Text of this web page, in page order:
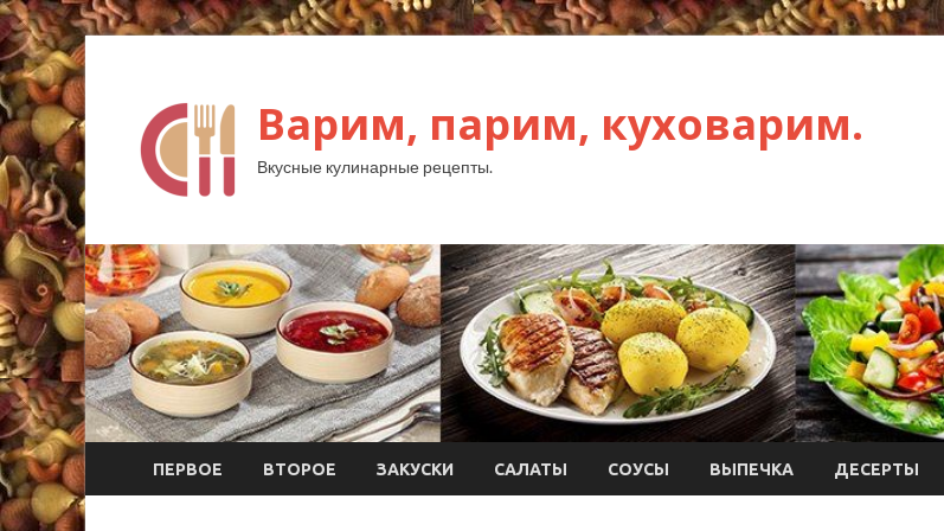
Варим, парим, куховарим.
Вкусные кулинарные рецепты.
ПЕРВОЕ ВТОРОЕ ЗАКУСКИ САЛАТЫ СОУСЫ ВЫПЕЧКА ДЕСЕРТЫ